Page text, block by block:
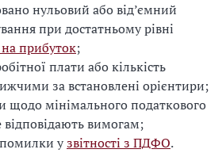
нульовий або від’ємний
при достатньому рівні
прибуток;
плати або кількість
за встановлені орієнтири;
щодо мінімального податкового
відповідають вимогам;
узвітності з ПДФО.